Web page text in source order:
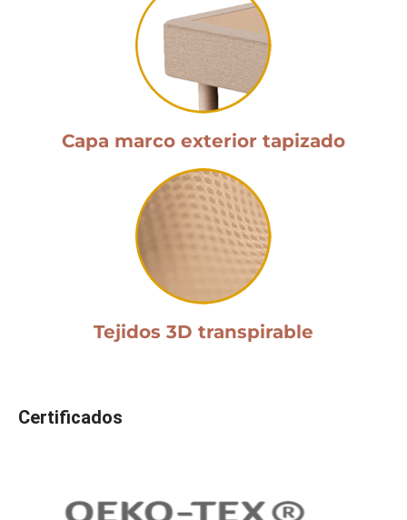
Capa marco exterior tapizado
Tejidos 3D transpirable
Certificados